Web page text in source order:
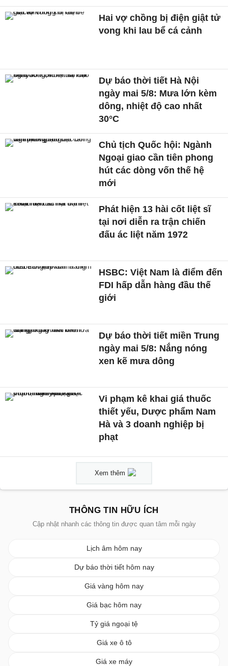
Hai vợ chồng bị điện giật tử
vong khi lau bể cá cảnh
Dự báo thời tiết Hà Nội
ngày mai 5/8: Mưa lớn kèm
dông, nhiệt độ cao nhất
30°C
Chủ tịch Quốc hội: Ngành
Ngoại giao cần tiên phong
hút các dòng vốn thế hệ
mới
Phát hiện 13 hài cốt liệt sĩ
tại nơi diễn ra trận chiến
đấu ác liệt năm 1972
HSBC: Việt Nam là điểm đến
FDI hấp dẫn hàng đầu thế
giới
Dự báo thời tiết miền Trung
ngày mai 5/8: Nắng nóng
xen kẽ mưa dông
Vi phạm kê khai giá thuốc
thiết yếu, Dược phẩm Nam
Hà và 3 doanh nghiệp bị
phạt
Xem thêm
THÔNG TIN HỮU ÍCH
Cập nhật nhanh các thông tin được quan tâm mỗi ngày
Lịch âm hôm nay
Dự báo thời tiết hôm nay
Giá vàng hôm nay
Giá bạc hôm nay
Tỷ giá ngoại tệ
Giá xe ô tô
Giá xe máy